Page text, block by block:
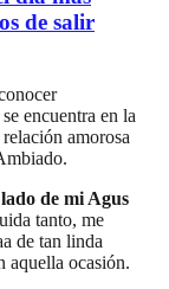
de salir
encuentra en la
amorosa
de mi Agus
tanto, me
de tan linda
aquella ocasión.